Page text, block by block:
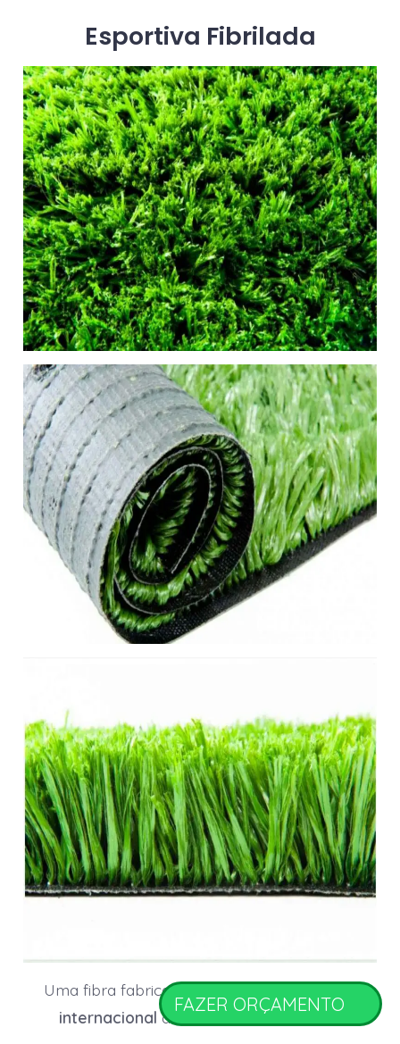
Esportiva Fibrilada
Uma fibra fabricada com cortes depadrão
internacionalde cor e modelo padrão.
FAZER ORÇAMENTO